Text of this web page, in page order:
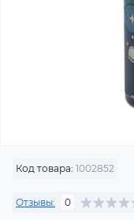
Код товара: 1002852
Отзывы: 0